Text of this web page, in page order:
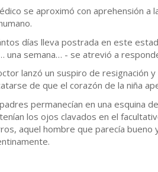
se aproximó con aprehensión a
días lleva postrada en este
una semana… - se atrevió a
lanzó un suspiro de resignación
de que el corazón de la niña
permanecían en una esquina
los ojos clavados en el
aquel hombre que parecía bueno